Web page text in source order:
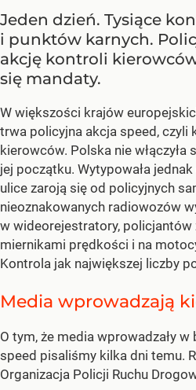
Jeden dzień. Tysiące
i punktów karnych.
akcję kontroli
się mandaty.
W większości krajów
trwa policyjna akcja speed, czyli
kierowców. Polska nie
jej początku. Wytypowała
ulice zaroją się od policyjnych
nieoznakowanych radiowozów
w wideorejestratory, policjantów
miernikami prędkości i na
Kontrola jak największej liczby
Media wprowadzają
O tym, że media wprowadzały
speed pisaliśmy kilka dni temu.
Organizacja Policji Ruchu